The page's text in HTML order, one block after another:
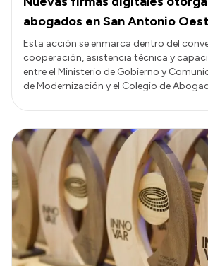
abogados en San Antonio
Esta acción se enmarca dentro del
cooperación, asistencia técnica y
entre el Ministerio de Gobierno y
de Modernización y el Colegio de